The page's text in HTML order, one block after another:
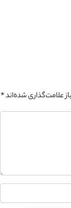
علامت‌گذاری شده‌اند*